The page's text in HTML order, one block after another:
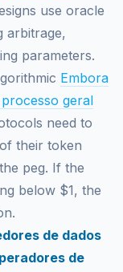
use oracle
arbitrage,
parameters.
Embora
geral
need to
their token
peg. If the
below $1, the
de dados
de